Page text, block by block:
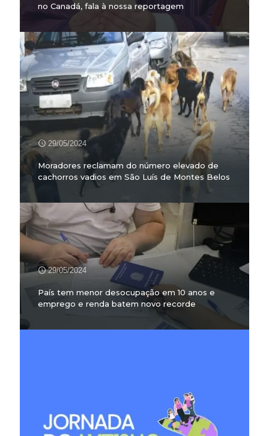
no Canadá, fala à nossa reportagem
29/05/2024
Moradores reclamam do número elevado de
cachorros vadios em São Luís de Montes Belos
29/05/2024
País tem menor desocupação em 10 anos e
emprego e renda batem novo recorde